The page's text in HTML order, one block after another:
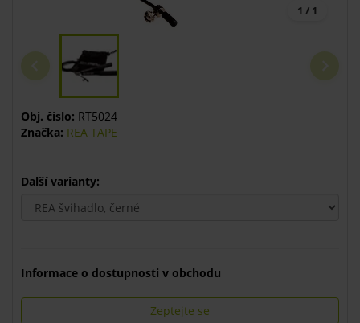
1 / 1
Obj. číslo: RT5024
Značka: REA TAPE
Další varianty:
Informace o dostupnosti v obchodu
Zeptejte se